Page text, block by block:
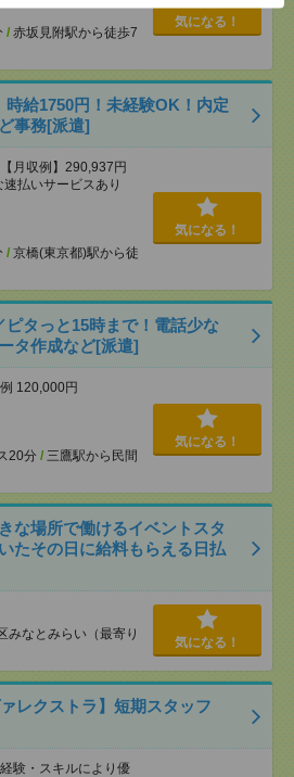
/ 赤坂見附駅から徒歩7
気になる！
時給1750円！未経験OK！内定
事務[派遣]
月収例】290,937円
払いサービスあり
/ 京橋(東京都)駅から徒
気になる！
ピタっと15時まで！電話少な
タ作成など[派遣]
120,000円
20分 / 三鷹駅から民間
気になる！
な場所で働けるイベントスタ
たその日に給料もらえる日払
みなとみらい（最寄り
気になる！
レクストラ】短期スタッフ
・スキルにより優